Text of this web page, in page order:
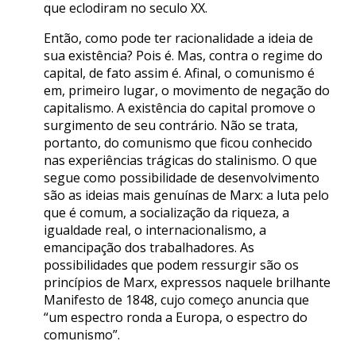
que eclodiram no seculo XX.
Então, como pode ter racionalidade a ideia de
sua existência? Pois é. Mas, contra o regime do
capital, de fato assim é. Afinal, o comunismo é
em, primeiro lugar, o movimento de negação do
capitalismo. A existência do capital promove o
surgimento de seu contrário. Não se trata,
portanto, do comunismo que ficou conhecido
nas experiências trágicas do stalinismo. O que
segue como possibilidade de desenvolvimento
são as ideias mais genuínas de Marx: a luta pelo
que é comum, a socialização da riqueza, a
igualdade real, o internacionalismo, a
emancipação dos trabalhadores. As
possibilidades que podem ressurgir são os
princípios de Marx, expressos naquele brilhante
Manifesto de 1848, cujo começo anuncia que
“um espectro ronda a Europa, o espectro do
comunismo”.